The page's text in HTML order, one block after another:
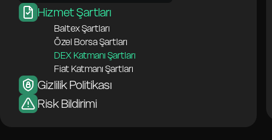
Hizmet Şartları
Baltex Şartları
Özel Borsa Şartları
DEX Katmanı Şartları
Fiat Katmanı Şartları
Gizlilik Politikası
Risk Bildirimi